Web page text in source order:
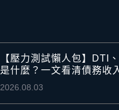
【壓力測試懶人包】DTI
是什麼？一文看清債務收
計法
2026.08.03